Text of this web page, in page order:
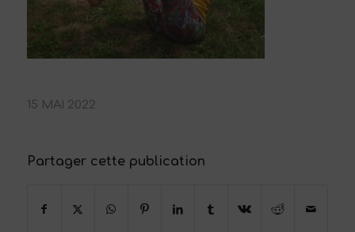
15 MAI 2022
Partager cette publication